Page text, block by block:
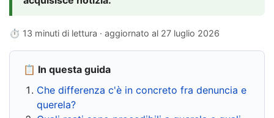
⏱ 13 minuti di lettura · aggiornato al 27 luglio 2026
📋 In questa guida
Che differenza c'è in concreto fra denuncia e
querela?